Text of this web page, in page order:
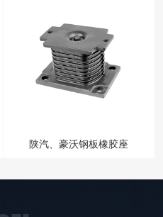
陕汽、豪沃钢板橡胶座